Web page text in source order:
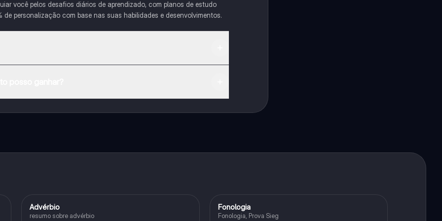
você pelos desafios diários de aprendizado, com planos de estudo
personalização com base nas suas habilidades e desenvolvimentos.
Pro.
Português
Advérbio
resumo sobre advérbio
Português
Fonologia
Fonologia, Prova Sieg